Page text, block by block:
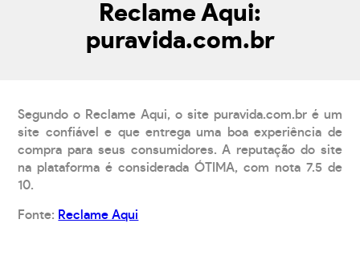
Reclame Aqui:
puravida.com.br
Segundo o Reclame Aqui, o site puravida.com.br é um
site confiável e que entrega uma boa experiência de
compra para seus consumidores. A reputação do site
na plataforma é considerada ÓTIMA, com nota 7.5 de
10.
Fonte: Reclame Aqui